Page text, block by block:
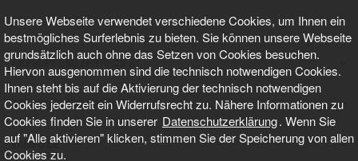
Unsere Webseite verwendet verschiedene Cookies, um Ihnen ein
bestmögliches Surferlebnis zu bieten. Sie können unsere Webseite
grundsätzlich auch ohne das Setzen von Cookies besuchen.
Hiervon ausgenommen sind die technisch notwendigen Cookies.
Ihnen steht bis auf die Aktivierung der technisch notwendigen
Cookies jederzeit ein Widerrufsrecht zu. Nähere Informationen zu
Cookies finden Sie in unserer Datenschutzerklärung. Wenn Sie
auf "Alle aktivieren" klicken, stimmen Sie der Speicherung von allen
Cookies zu.
GEPRÜFT UND ZERTIFIZIERT
AKTUELLE NACHRICHTEN
TARIFO.DE